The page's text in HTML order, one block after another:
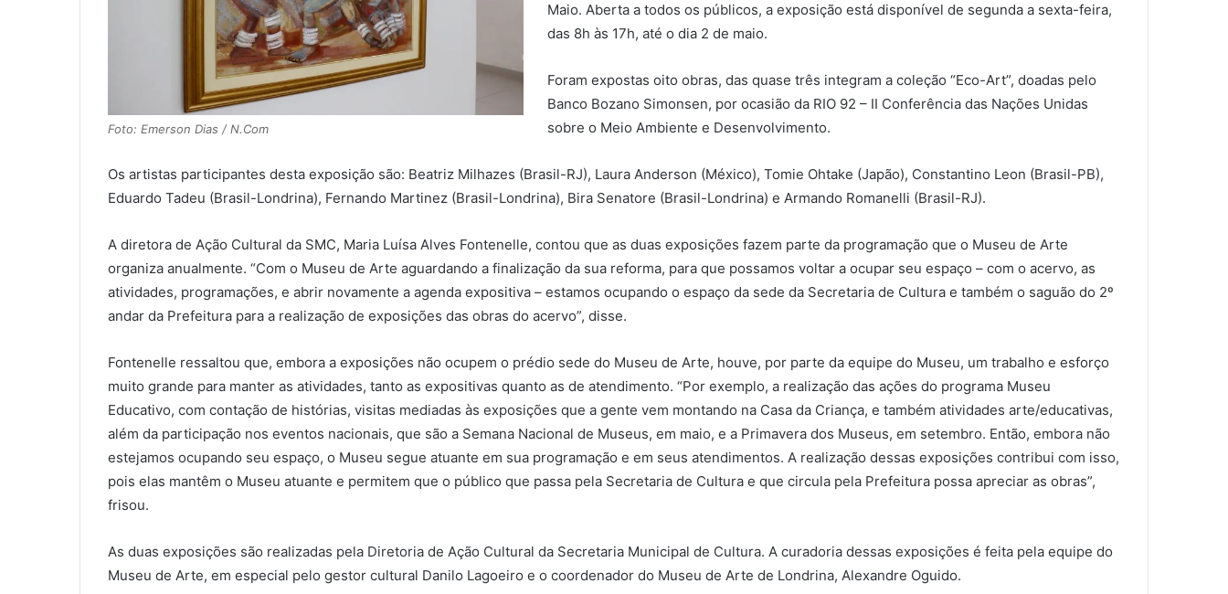
Foto: Emerson Dias / N.Com
Maio. Aberta a todos os públicos, a exposição está disponível de segunda a sexta-feira,
das 8h às 17h, até o dia 2 de maio.
Foram expostas oito obras, das quase três integram a coleção “Eco-Art”, doadas pelo
Banco Bozano Simonsen, por ocasião da RIO 92 – II Conferência das Nações Unidas
sobre o Meio Ambiente e Desenvolvimento.
Os artistas participantes desta exposição são: Beatriz Milhazes (Brasil-RJ), Laura Anderson (México), Tomie Ohtake (Japão), Constantino Leon (Brasil-PB),
Eduardo Tadeu (Brasil-Londrina), Fernando Martinez (Brasil-Londrina), Bira Senatore (Brasil-Londrina) e Armando Romanelli (Brasil-RJ).
A diretora de Ação Cultural da SMC, Maria Luísa Alves Fontenelle, contou que as duas exposições fazem parte da programação que o Museu de Arte
organiza anualmente. “Com o Museu de Arte aguardando a finalização da sua reforma, para que possamos voltar a ocupar seu espaço – com o acervo, as
atividades, programações, e abrir novamente a agenda expositiva – estamos ocupando o espaço da sede da Secretaria de Cultura e também o saguão do 2º
andar da Prefeitura para a realização de exposições das obras do acervo”, disse.
Fontenelle ressaltou que, embora a exposições não ocupem o prédio sede do Museu de Arte, houve, por parte da equipe do Museu, um trabalho e esforço
muito grande para manter as atividades, tanto as expositivas quanto as de atendimento. “Por exemplo, a realização das ações do programa Museu
Educativo, com contação de histórias, visitas mediadas às exposições que a gente vem montando na Casa da Criança, e também atividades arte/educativas,
além da participação nos eventos nacionais, que são a Semana Nacional de Museus, em maio, e a Primavera dos Museus, em setembro. Então, embora não
estejamos ocupando seu espaço, o Museu segue atuante em sua programação e em seus atendimentos. A realização dessas exposições contribui com isso,
pois elas mantêm o Museu atuante e permitem que o público que passa pela Secretaria de Cultura e que circula pela Prefeitura possa apreciar as obras”,
frisou.
As duas exposições são realizadas pela Diretoria de Ação Cultural da Secretaria Municipal de Cultura. A curadoria dessas exposições é feita pela equipe do
Museu de Arte, em especial pelo gestor cultural Danilo Lagoeiro e o coordenador do Museu de Arte de Londrina, Alexandre Oguido.